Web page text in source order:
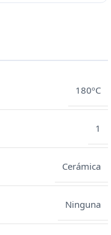
180ºC
1
Cerámica
Ninguna